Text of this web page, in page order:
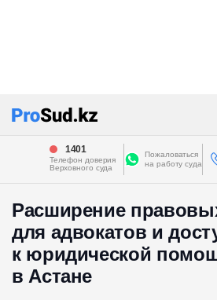
1401
Телефон доверия
Верховного суда
Пожаловаться
на работу суда
Расширение
для адвокатов и
к юридической
в Астане